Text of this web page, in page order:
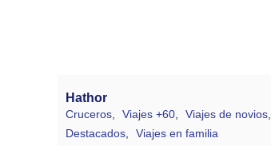
Hathor
Cruceros, Viajes +60, Viajes de novios,
Destacados, Viajes en familia